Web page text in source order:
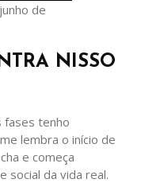
de
NISSO
fases tenho
lembra o início de
e começa
social da vida real.